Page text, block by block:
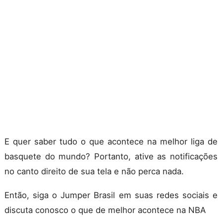
E quer saber tudo o que acontece na melhor liga de
basquete do mundo? Portanto, ative as notificações
no canto direito de sua tela e não perca nada.
Então, siga o Jumper Brasil em suas redes sociais e
discuta conosco o que de melhor acontece na NBA